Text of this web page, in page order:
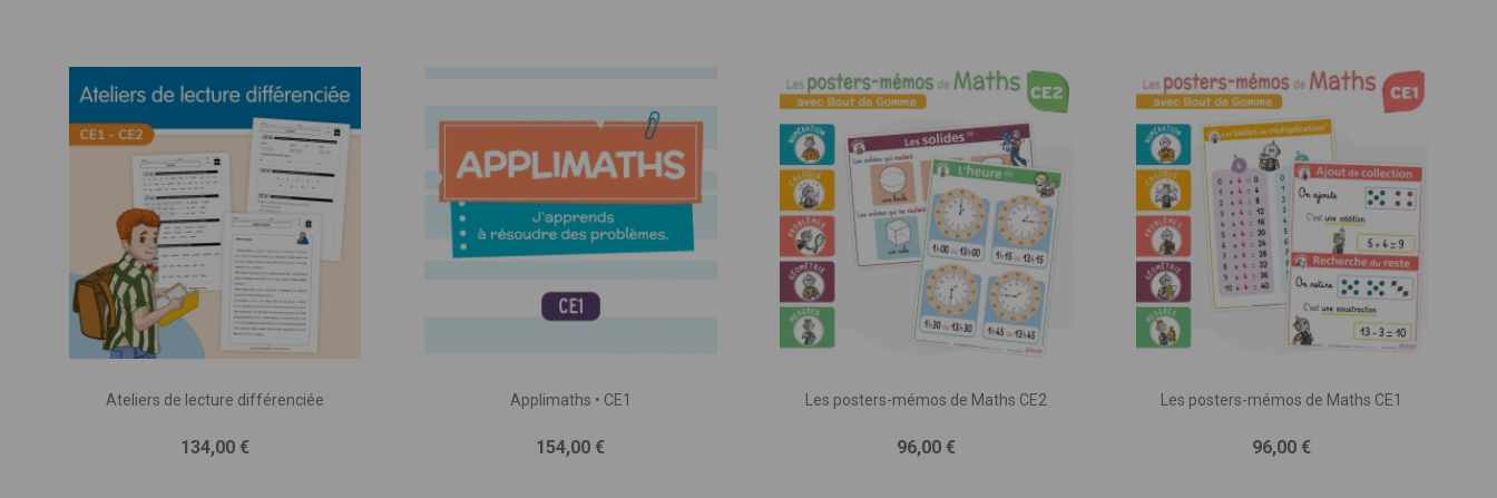
Ateliers de lecture différenciée
Prix
134,00 €
Applimaths • CE1
Prix
154,00 €
Les posters-mémos de Maths CE2
Prix
96,00 €
Les posters-mémos de Maths CE1
Prix
96,00 €